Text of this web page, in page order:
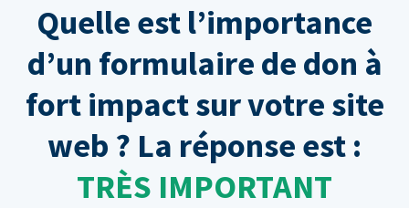
Quelle est l’importance
d’un formulaire de don à
fort impact sur votre site
web ? La réponse est :
TRÈS IMPORTANT